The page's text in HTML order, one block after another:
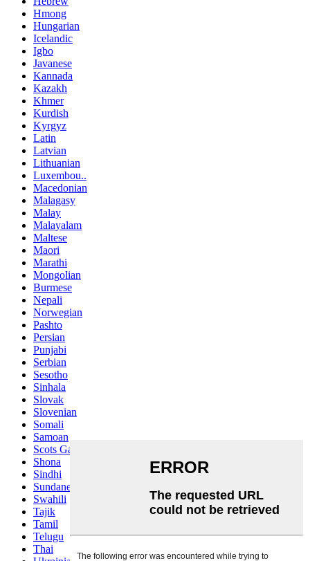
Hmong
Hungarian
Icelandic
Igbo
Javanese
Kannada
Kazakh
Khmer
Kurdish
Kyrgyz
Latin
Latvian
Lithuanian
Luxembou..
Macedonian
Malagasy
Malay
Malayalam
Maltese
Maori
Marathi
Mongolian
Burmese
Nepali
Norwegian
Pashto
Persian
Punjabi
Serbian
Sesotho
Sinhala
Slovak
Slovenian
Somali
Samoan
Scots Gaelic
Shona
Sindhi
Sundanese
Swahili
Tajik
Tamil
Telugu
Thai